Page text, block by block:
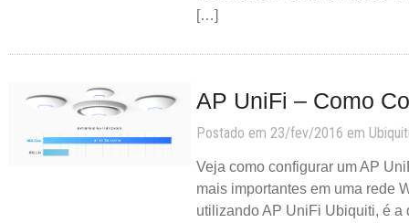
[…]
AP UniFi – Como
Postado em 23/fev/2016 em
Veja como configurar um AP
mais importantes em uma rede
utilizando AP UniFi Ubiquiti, é a